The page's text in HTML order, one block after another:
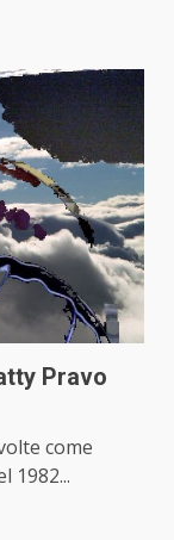
Pravo
come
1982...